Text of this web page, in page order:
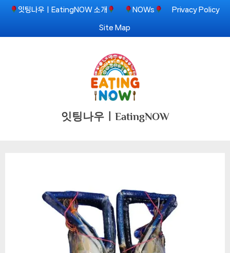
Skip
content
잇팅나우ㅣEatingNOW 소개 NOWs Privacy Policy
Site Map
잇팅나우ㅣEatingNOW